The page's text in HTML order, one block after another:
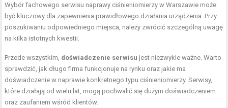
Wybór fachowego serwisu naprawy ciśnieniomierzy w Warszawie może
być kluczowy dla zapewnienia prawidłowego działania urządzenia. Przy
poszukiwaniu odpowiedniego miejsca, należy zwrócić szczególną uwagę
na kilka istotnych kwestii.
Przede wszystkim, doświadczenie serwisu jest niezwykle ważne. Warto
sprawdzić, jak długo firma funkcjonuje na rynku oraz jakie ma
doświadczenie w naprawie konkretnego typu ciśnieniomierzy. Serwisy,
które działają od wielu lat, mogą pochwalić się dużym doświadczeniem
oraz zaufaniem wśród klientów.